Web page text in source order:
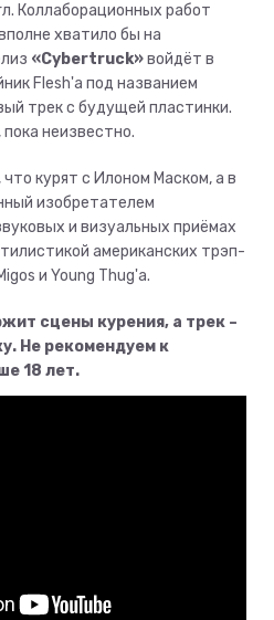
Коллаборационных работ
хватило бы на
«Cybertruck»войдёт в
Flesh'a под названием
трек с будущей пластинки.
неизвестно.
курят с Илоном Маском, а в
изобретателем
и визуальных приёмах
американских трэп-
и Young Thug'a.
сцены курения, а трек –
Не рекомендуем к
18 лет.